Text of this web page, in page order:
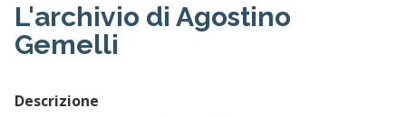
L'archivio di Agostino
Gemelli
Descrizione